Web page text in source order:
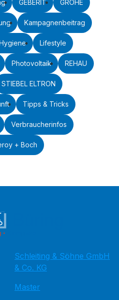
GEBERIT GROHE
Kampagnenbeitrag
Lifestyle
Photovoltaik REHAU
STIEBEL ELTRON
Tipps & Tricks
Verbraucherinfos
+ Boch
Schleiting & Söhne GmbH
& Co. KG
Master